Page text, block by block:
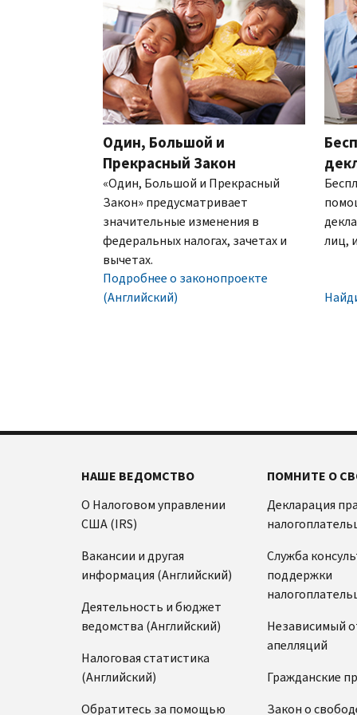
шестизначный
номер,
который
присваивается
для
предотвращения
подачи
налоговой
декларации
другим
лицом
с
использованием
номера
налогоплательщика
и
Налоговому
управлению
США
используется
для
О
выписках
ли
это
IRS?
(Английский)
Связь по телефону
Мы
работаем
с
7:00
до
19:00
по
местному
времени.
Внутри
800-
из-
границы:Позвоните
воспользуйтесь
онлайн-
Прежде
позвонить
Подготовьте
следующую
информацию:
Один, Большой и
Прекрасный Закон
«Один, Большой и Прекрасный
Закон» предусматривает
значительные изменения в
федеральных налогах, зачетах и
вычетах.
Подробнее о законопроекте
(Английский)
лиц,
НАШЕ ВЕДОМСТВО
О Налоговом управлении
США (IRS)
Вакансии и другая
информация (Английский)
Деятельность и бюджет
ведомства (Английский)
Налоговая статистика
(Английский)
Обратитесь за помощью
ПОМНИТЕ О
Декларация
Служба
поддержки
Независимый
апелляций
Гражданские
Закон о